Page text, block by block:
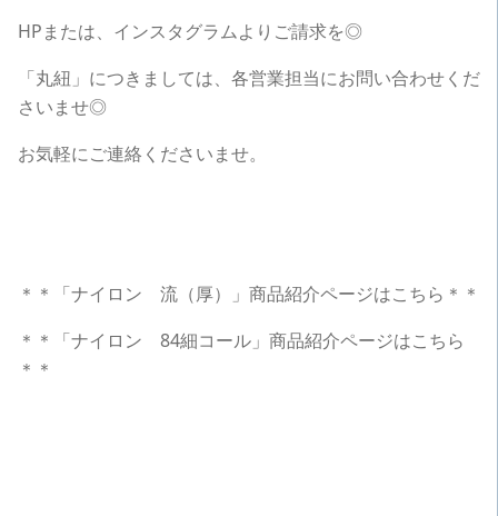
HPまたは、インスタグラムよりご請求を◎
「丸紐」につきましては、各営業担当にお問い合わせくだ
さいませ◎
お気軽にご連絡くださいませ。
＊＊「ナイロン 流（厚）」商品紹介ページはこちら＊＊
＊＊「ナイロン 84細コール」商品紹介ページはこちら
＊＊